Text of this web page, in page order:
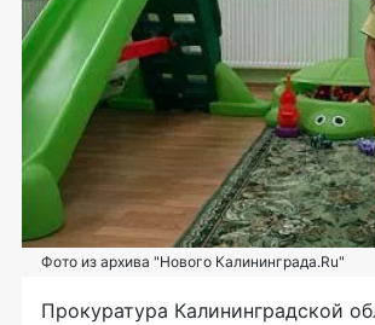
Фото из архива "Нового Калининграда.Ru"
Прокуратура Калининградской